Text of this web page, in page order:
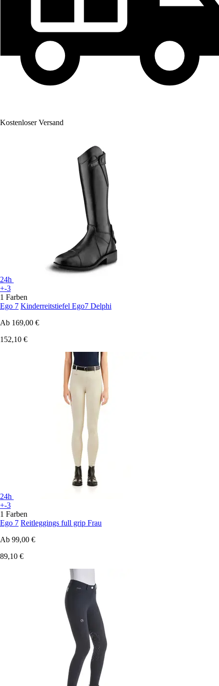
Kostenloser Versand
24h
+-3
1 Farben
Ego 7 Kinderreitstiefel Ego7 Delphi
Ab 169,00 €
152,10 €
24h
+-3
1 Farben
Ego 7 Reitleggings full grip Frau
Ab 99,00 €
89,10 €